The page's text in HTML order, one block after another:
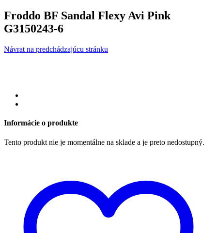
Froddo BF Sandal Flexy Avi Pink
G3150243-6
Návrat na predchádzajúcu stránku
Informácie o produkte
Tento produkt nie je momentálne na sklade a je preto nedostupný.